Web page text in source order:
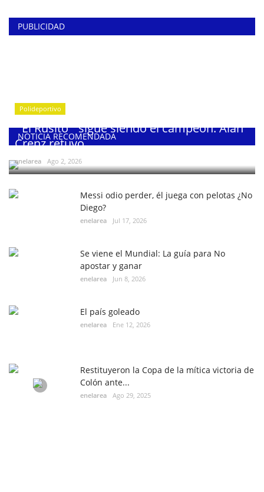
PUBLICIDAD
NOTICIA RECOMENDADA
Polideportivo
¨El Rusito¨ sigue siendo el campeón: Alan
Crenz retuvo...
enelarea Ago 2, 2026
Messi odio perder, él juega con pelotas ¿No
Diego?
enelarea Jul 17, 2026
Se viene el Mundial: La guía para No
apostar y ganar
enelarea Jun 8, 2026
El país goleado
enelarea Ene 12, 2026
Restituyeron la Copa de la mítica victoria de
Colón ante...
enelarea Ago 29, 2025